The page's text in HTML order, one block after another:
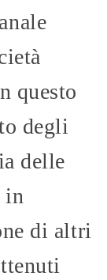
questo
degli
delle
in
di altri